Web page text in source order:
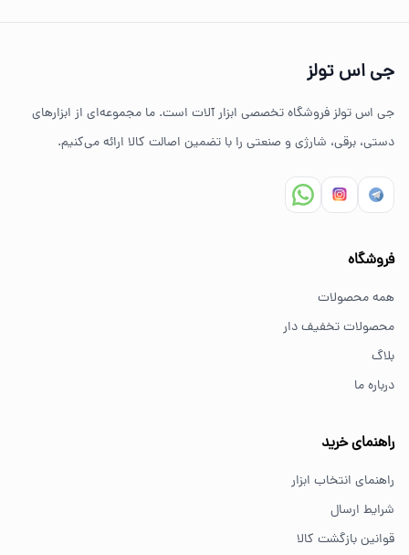
ضمانت اصالت کالا
مشاوره تخصصی خرید ابزار
برای کارهای خانگی معمولاً ابزارهای سبک مانند دریل شارژی،
از کجا ابزار اصل بخریم؟
جی اس تولز
جی اس تولز فروشگاه تخصصی ابزار آلات است. ما مجموعه‌ای از ابزارهای
دستی، برقی، شارژی و صنعتی را با تضمین اصالت کالا ارائه می‌کنیم.
فروشگاه
همه محصولات
محصولات تخفیف دار
بلاگ
درباره ما
راهنمای خرید
راهنمای انتخاب ابزار
شرایط ارسال
قوانین بازگشت کالا